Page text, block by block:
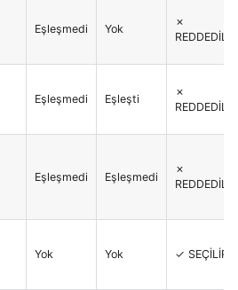
Eşleşmedi Yok
✗
REDDEDİLİR
Eşleşmedi Eşleşti
✗
REDDEDİLİR
Eşleşmedi Eşleşmedi
✗
REDDEDİLİR
Yok Yok ✓ SEÇİLİR